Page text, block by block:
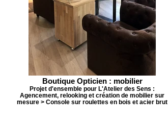
Boutique Opticien : mobilier
Projet d'ensemble pour L'Atelier des Sens :
Agencement, relooking et création de mobilier sur
mesure > Console sur roulettes en bois et acier brut